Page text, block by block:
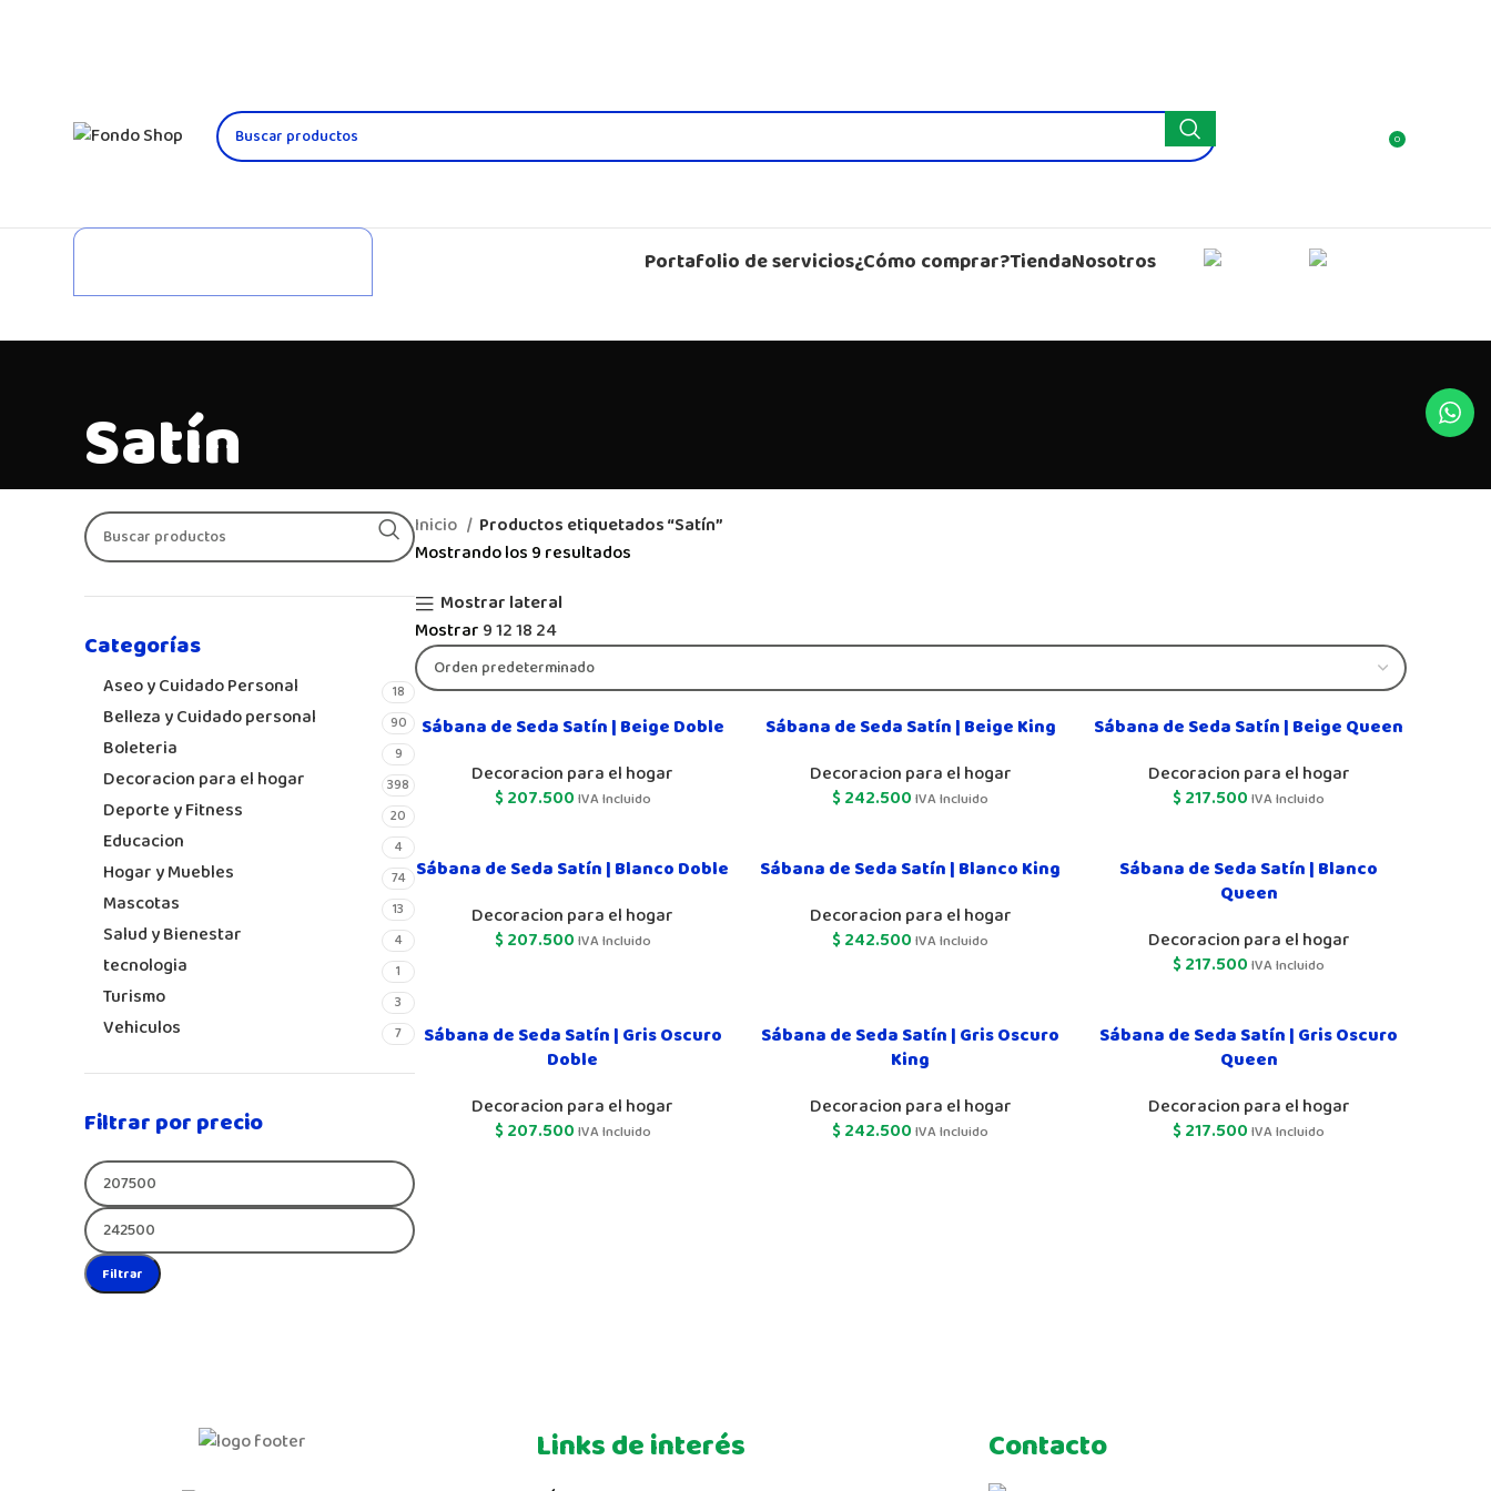
0
Portafolio de servicios¿Cómo comprar?TiendaNosotros
Satín
Categorías
Aseo y Cuidado Personal 18
Belleza y Cuidado personal 90
Boleteria 9
Decoracion para el hogar 398
Deporte y Fitness 20
Educacion 4
Hogar y Muebles 74
Mascotas 13
Salud y Bienestar 4
tecnologia 1
Turismo 3
Vehiculos 7
Filtrar por precio
Filtrar
Inicio
Productos etiquetados “Satín”
Mostrando los 9 resultados
Mostrar lateral
Mostrar 91218 24
Sábana de Seda Satín | Beige Doble
Decoracion para el hogar
$207.500 IVA Incluido
Sábana de Seda Satín | Beige King
Decoracion para el hogar
$242.500 IVA Incluido
Sábana de Seda Satín | Beige Queen
Decoracion para el hogar
$217.500 IVA Incluido
Sábana de Seda Satín | Blanco Doble
Decoracion para el hogar
$207.500 IVA Incluido
Sábana de Seda Satín | Blanco King
Decoracion para el hogar
$242.500 IVA Incluido
Sábana de Seda Satín | Blanco
Queen
Decoracion para el hogar
$217.500 IVA Incluido
Sábana de Seda Satín | Gris Oscuro
Doble
Decoracion para el hogar
$207.500 IVA Incluido
Sábana de Seda Satín | Gris Oscuro
King
Decoracion para el hogar
$242.500 IVA Incluido
Sábana de Seda Satín | Gris Oscuro
Queen
Decoracion para el hogar
$217.500 IVA Incluido
Links de interés Contacto